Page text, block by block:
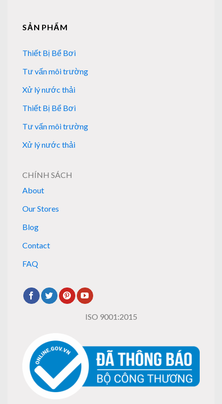
SẢN PHẨM
Thiết Bị Bể Bơi
Tư vấn môi trường
Xử lý nước thải
Thiết Bị Bể Bơi
Tư vấn môi trường
Xử lý nước thải
CHÍNH SÁCH
About
Our Stores
Blog
Contact
FAQ
ISO 9001:2015